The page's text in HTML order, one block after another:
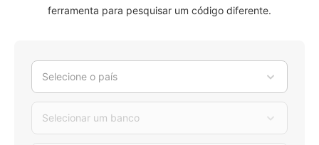
ferramenta para pesquisar um código diferente.
Selecione o país
Selecionar um banco